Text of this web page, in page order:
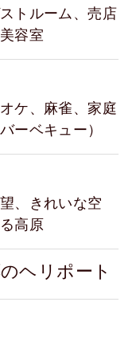
トルーム、売店
容室
ケ、麻雀、家庭
ーベキュー）
、きれいな空
高原
ヘリポート